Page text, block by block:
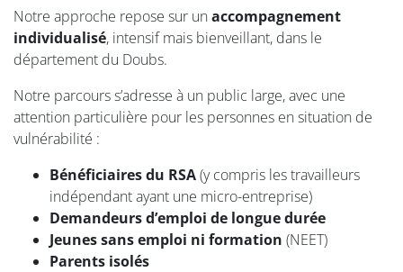
Notre approche repose sur unaccompagnement
individualisé, intensif mais bienveillant, dans le
département du Doubs.
Notre parcours s’adresse à un public large, avec une
attention particulière pour les personnes en situation de
vulnérabilité :
Bénéficiaires du RSA(y compris les travailleurs
indépendant ayant une micro-entreprise)
Demandeurs d’emploi de longue durée
Jeunes sans emploi ni formation (NEET)
Parents isolés